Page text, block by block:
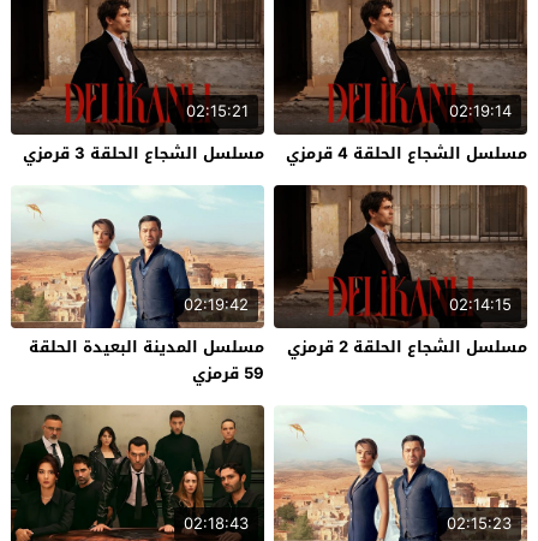
02:19:14
مسلسل الشجاع الحلقة 4 قرمزي
02:15:21
مسلسل الشجاع الحلقة 3 قرمزي
02:14:15
مسلسل الشجاع الحلقة 2 قرمزي
02:19:42
مسلسل المدينة البعيدة الحلقة
59 قرمزي
02:15:23
02:18:43